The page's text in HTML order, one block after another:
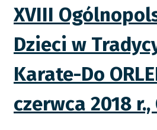
XVIII
Dzieci w
Karate-Do
czerwca 2018